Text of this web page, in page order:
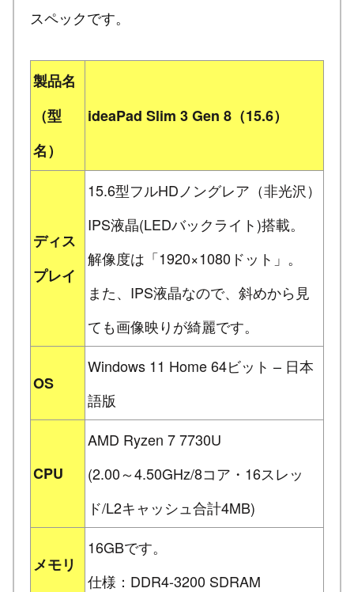
スペックです。
製品名
（型
名）
ideaPad Slim 3 Gen 8（15.6）
ディス
プレイ
15.6型フルHDノングレア（非光沢）
IPS液晶(LEDバックライト)搭載。
解像度は「1920×1080ドット」。
また、IPS液晶なので、斜めから見
ても画像映りが綺麗です。
OS
Windows 11 Home 64ビット – 日本
語版
CPU
AMD Ryzen 7 7730U
(2.00～4.50GHz/8コア・16スレッ
ド/L2キャッシュ合計4MB)
メモリ
16GBです。
仕様：DDR4-3200 SDRAM